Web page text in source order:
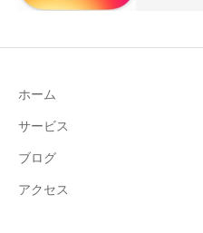
ホーム
サービス
ブログ
アクセス